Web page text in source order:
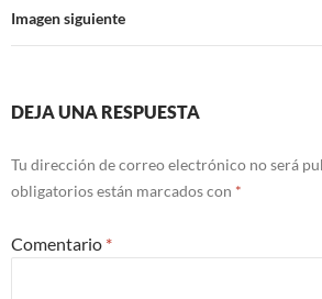
Imagen siguiente
DEJA UNA RESPUESTA
Tu dirección de correo electrónico no será
obligatorios están marcados con *
Comentario *